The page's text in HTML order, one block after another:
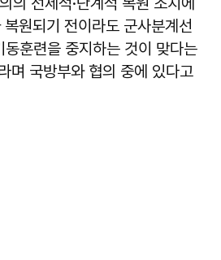
원되기 전이라도 군사분계선
훈련을 중지하는 것이 맞다는
며 국방부와 협의 중에 있다고